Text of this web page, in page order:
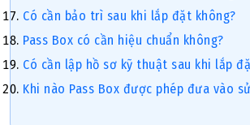
Có cần bảo trì sau khi lắp đặt không?
Pass Box có cần hiệu chuẩn không?
Có cần lập hồ sơ kỹ thuật sau khi lắp
Khi nào Pass Box được phép đưa vào